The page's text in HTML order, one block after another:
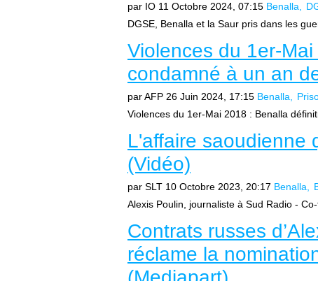
par IO 11 Octobre 2024, 07:15 Benalla
DGSE, Benalla et la Saur pris dans les
Violences du 1er-
condamné à un an
par AFP 26 Juin 2024, 17:15 Benalla
Violences du 1er-Mai 2018 : Benalla
L'affaire saoudienne
(Vidéo)
par SLT 10 Octobre 2023, 20:17 Benalla
Alexis Poulin, journaliste à Sud Radio -
Contrats russes
réclame la